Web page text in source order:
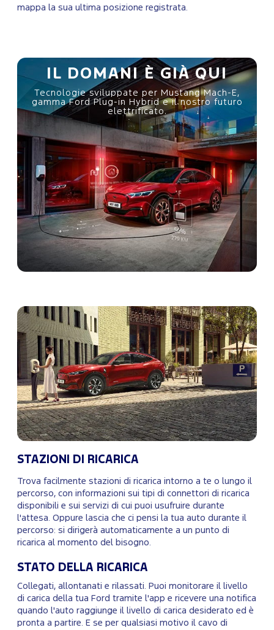
mappa la sua ultima posizione registrata.
IL DOMANI È GIÀ QUI
Tecnologie sviluppate per Mustang Mach-E,
gamma Ford Plug-in Hybrid e il nostro futuro
elettrificato.
STAZIONI DI RICARICA
Trova facilmente stazioni di ricarica intorno a te o lungo il
percorso, con informazioni sui tipi di connettori di ricarica
disponibili e sui servizi di cui puoi usufruire durante
l'attesa. Oppure lascia che ci pensi la tua auto durante il
percorso: si dirigerà automaticamente a un punto di
ricarica al momento del bisogno.
STATO DELLA RICARICA
Collegati, allontanati e rilassati. Puoi monitorare il livello
di carica della tua Ford tramite l'app e ricevere una notifica
quando l'auto raggiunge il livello di carica desiderato ed è
pronta a partire. E se per qualsiasi motivo il cavo di